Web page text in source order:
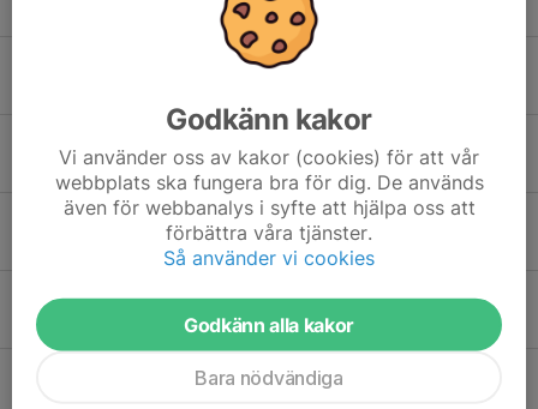
0
Sista chansen att beställa klubbkläder i helgen
3 maj, 21:18 0
Klubbkläder
28 apr, 21:35 0
Nu drar orienteringens sommarsäsong igång!
0
SM-helg i Järpen
Godkänn kakor
Vi använder oss av kakor (cookies) för att vår
webbplats ska fungera bra för dig. De används
även för webbanalys i syfte att hjälpa oss att
förbättra våra tjänster.
Så använder vi cookies
Godkänn alla kakor
Bara nödvändiga